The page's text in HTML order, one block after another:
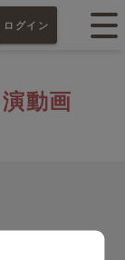
ログイン
動画